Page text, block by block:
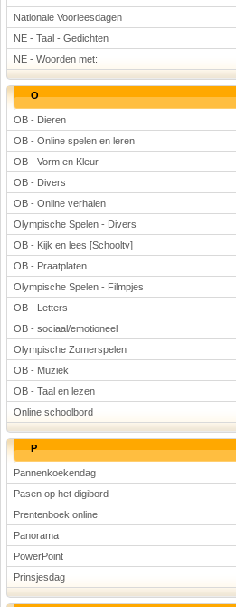
Nationale Voorleesdagen
NE - Taal - Gedichten
NE - Woorden met:
O
OB - Dieren
OB - Online spelen en leren
OB - Vorm en Kleur
OB - Divers
OB - Online verhalen
Olympische Spelen - Divers
OB - Kijk en lees [Schooltv]
OB - Praatplaten
Olympische Spelen - Filmpjes
OB - Letters
OB - sociaal/emotioneel
Olympische Zomerspelen
OB - Muziek
OB - Taal en lezen
Online schoolbord
P
Pannenkoekendag
Pasen op het digibord
Prentenboek online
Panorama
PowerPoint
Prinsjesdag